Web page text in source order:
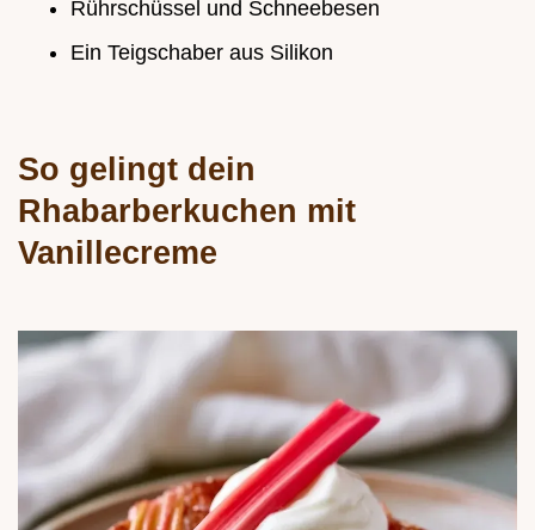
Rührschüssel und Schneebesen
Ein Teigschaber aus Silikon
So gelingt dein
Rhabarberkuchen mit
Vanillecreme